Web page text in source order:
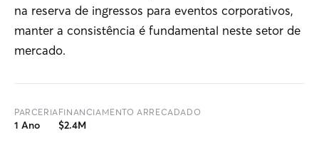
na reserva de ingressos para eventos corporativos,
manter a consistência é fundamental neste setor de
mercado.
PARCERIA
1 Ano
FINANCIAMENTO ARRECADADO
$2.4M